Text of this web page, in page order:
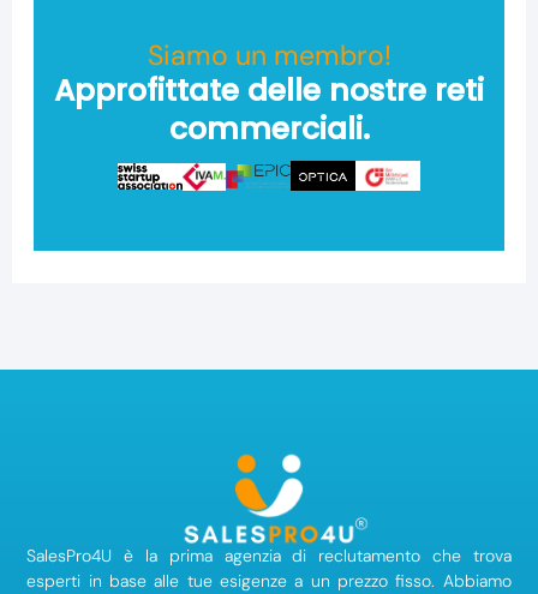
Siamo un membro!
Approfittate delle nostre reti
commerciali.
SalesPro4U è la prima agenzia di reclutamento che trova
esperti in base alle tue esigenze a un prezzo fisso. Abbiamo